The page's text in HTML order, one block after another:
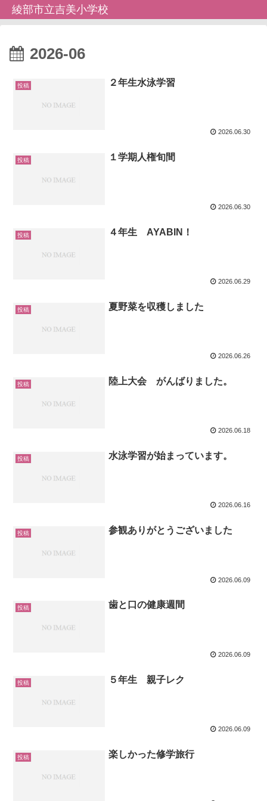
綾部市立吉美小学校
2026-06
投稿 ２年生水泳学習
2026.06.30
投稿 １学期人権旬間
2026.06.30
投稿 ４年生 AYABIN！
2026.06.29
投稿 夏野菜を収穫しました
2026.06.26
投稿 陸上大会 がんばりました。
2026.06.18
投稿 水泳学習が始まっています。
2026.06.16
投稿 参観ありがとうございました
2026.06.09
投稿 歯と口の健康週間
2026.06.09
投稿 ５年生 親子レク
2026.06.09
投稿 楽しかった修学旅行